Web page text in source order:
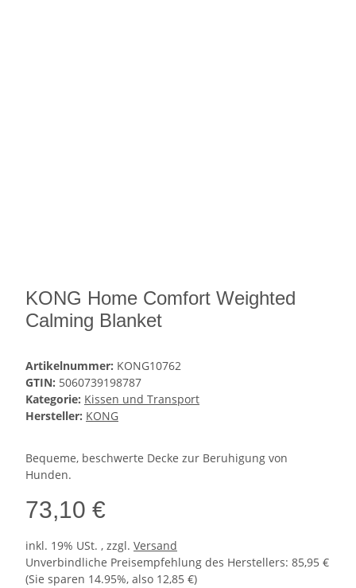
KONG Home Comfort Weighted
Calming Blanket
Artikelnummer: KONG10762
GTIN: 5060739198787
Kategorie: Kissen und Transport
Hersteller: KONG
Bequeme, beschwerte Decke zur Beruhigung von
Hunden.
73,10 €
inkl. 19% USt. , zzgl. Versand
Unverbindliche Preisempfehlung des Herstellers: 85,95 €
(Sie sparen 14.95%, also 12,85 €)